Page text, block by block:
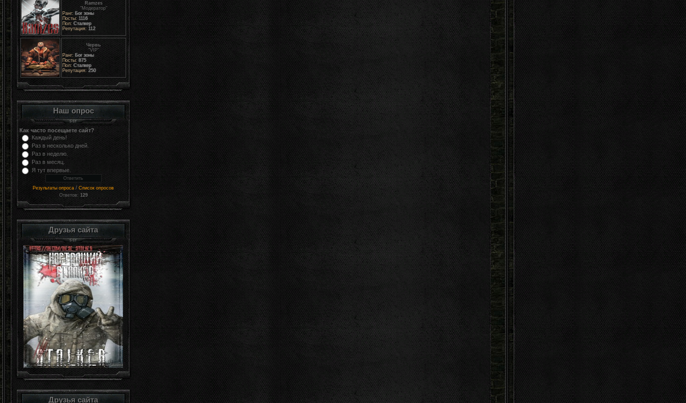
Ramzes
"Модератор"
Ранг: Бог зоны
Посты: 1116
Пол: Сталкер
Репутация: 112
Червь
"VIP"
Ранг: Бог зоны
Посты: 875
Пол: Сталкер
Репутация: 250
Наш опрос
Как часто посещаете сайт?
Каждый день!
Раз в несколько дней.
Раз в неделю.
Раз в месяц.
Я тут впервые.
Результаты опроса / Список опросов
Ответов: 129
Друзья сайта
Друзья сайта